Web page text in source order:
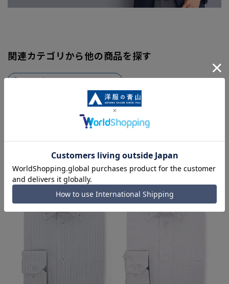
関連カテゴリから他の商品を探す
メンズベルト＆サスペンダー